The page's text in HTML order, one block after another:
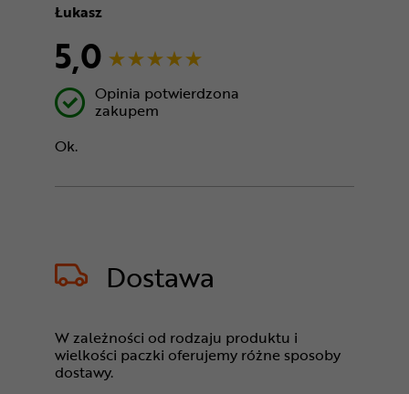
Łukasz
5,0
Opinia potwierdzona
zakupem
Ok.
Dostawa
W zależności od rodzaju produktu i
wielkości paczki oferujemy różne sposoby
dostawy.